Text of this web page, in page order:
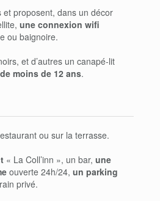
et proposent, dans un décor
une connexion wifi
ou baignoire.
et d’autres un canapé-lit
moins de 12 ans.
ou sur la terrasse.
« La Coll’inn », un bar, une
ouverte 24h/24, un parking
privé.